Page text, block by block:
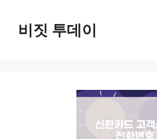
비짓 투데이